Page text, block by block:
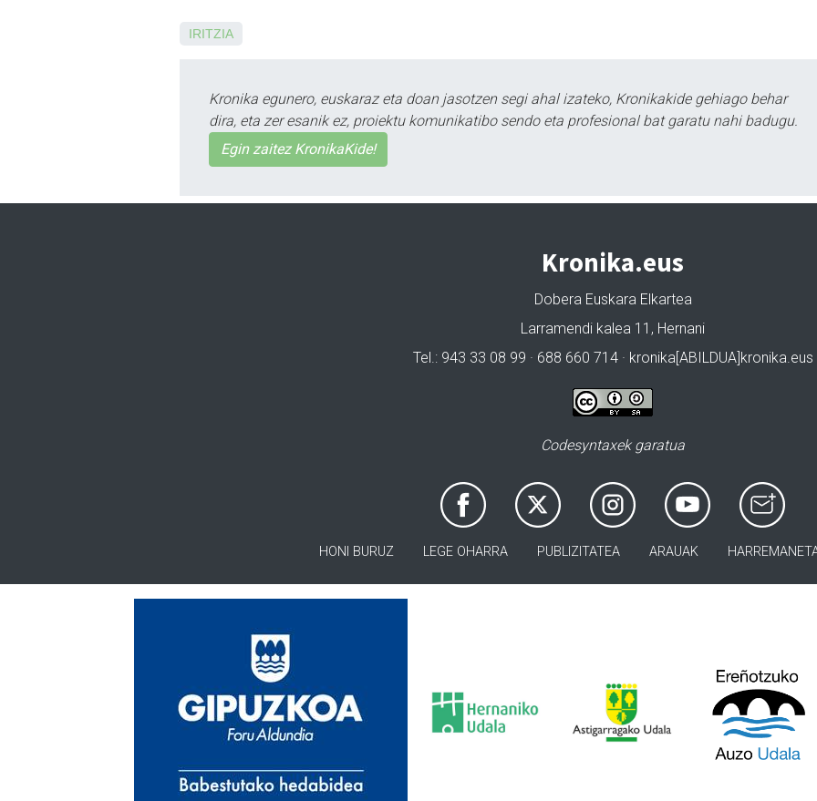
IRITZIA
Kronika egunero, euskaraz eta doan jasotzen segi ahal izateko, Kronikakide gehiago behar
dira, eta zer esanik ez, proiektu komunikatibo sendo eta profesional bat garatu nahi badugu.
Egin zaitez KronikaKide!
Kronika.eus
Dobera Euskara Elkartea
Larramendi kalea 11, Hernani
Tel.: 943 33 08 99 · 688 660 714 · kronika[ABILDUA]kronika.eus
Codesyntaxek garatua
HONI BURUZ LEGE OHARRA PUBLIZITATEA ARAUAK